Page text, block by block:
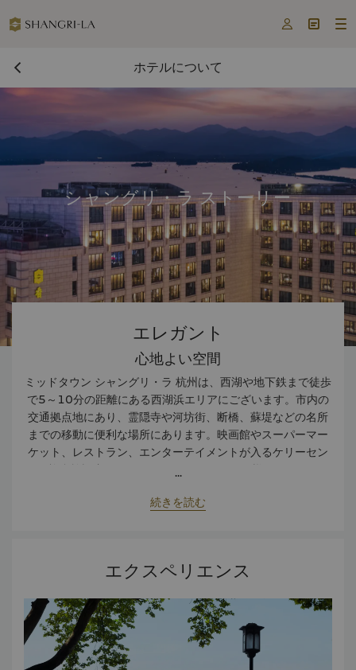
  
ホテルについて
シャングリ・ラ ストーリー
エレガント
心地よい空間
ミッドタウン シャングリ・ラ 杭州は、西湖や地下鉄まで徒歩
で5～10分の距離にある西湖浜エリアにございます。市内の
交通拠点地にあり、霊隠寺や河坊街、断橋、蘇堤などの名所
までの移動に便利な場所にあります。映画館やスーパーマー
ケット、レストラン、エンターテイメントが入るケリーセン
ター複合施設内にございます。 ホテルでは、様々なルームタ
眺めを、ホライゾンクラブルームのルームタイプ以上のお部
ミッドタウンブルワリーは夜のクラフトビールを、グレート
では杭州料理や淮揚料理、点心をお楽しみいただけます。 ホ
テルでは、28～1,583平方メートルの大小さまざまなサイズ
によるファンクションルームを含む会議・イベント施設をご
用意しております。ファンクションサポートセンター/イベン
...
続きを読む
エクスペリエンス